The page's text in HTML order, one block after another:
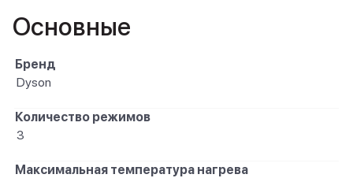
Основные
Бренд
Dyson
Количество режимов
3
Максимальная температура нагрева